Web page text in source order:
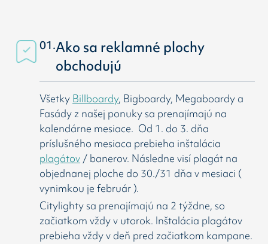
01.Ako sa reklamné plochy
obchodujú
Všetky Billboardy, Bigboardy, Megaboardy a
Fasády z našej ponuky sa prenajímajú na
kalendárne mesiace. Od 1. do 3. dňa
príslušného mesiaca prebieha inštalácia
plagátov / banerov. Následne visí plagát na
objednanej ploche do 30./31 dňa v mesiaci (
vynimkou je február ).
Citylighty sa prenajímajú na 2 týždne, so
začiatkom vždy v utorok. Inštalácia plagátov
prebieha vždy v deň pred začiatkom kampane.